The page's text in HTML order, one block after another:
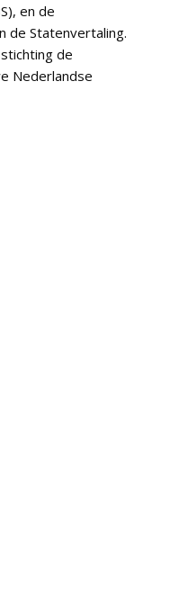
en de
de Statenvertaling.
de
Nederlandse